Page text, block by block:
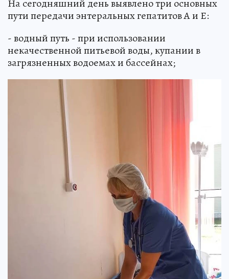
На сегодняшний день выявлено три основных
пути передачи энтеральных гепатитов А и Е:
- водный путь - при использовании
некачественной питьевой воды, купании в
загрязненных водоемах и бассейнах;